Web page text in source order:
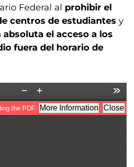
Federal al prohibir el
centros de estudiantes y
el acceso a los
fuera del horario de